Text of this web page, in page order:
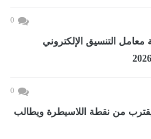
0
التنسيق الإلكتروني
0
من نقطة اللاسيطرة ويطالب